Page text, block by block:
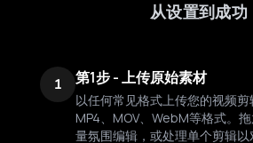
从设置到成功
1 第1步 - 上传原始素材
以任何常见格式上传您的视频
MP4、MOV、WebM等格式。
量氛围编辑，或处理单个剪辑